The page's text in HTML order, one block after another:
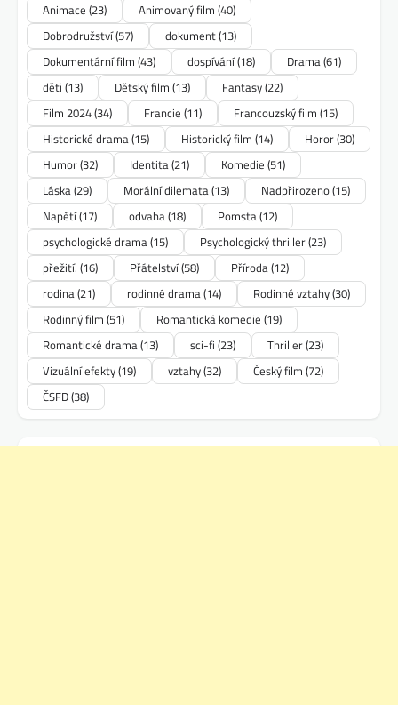
Animace (23) Animovaný film (40)
Dobrodružství(57) dokument(13)
Dokumentární film (43) dospívání(18) Drama(61)
děti (13) Dětský film (13) Fantasy(22)
Film 2024(34) Francie (11) Francouzský film (15)
Historické drama(15) Historický film (14) Horor(30)
Humor(32) Identita(21) Komedie (51)
Láska(29) Morální dilemata(13) Nadpřirozeno(15)
Napětí(17) odvaha(18) Pomsta(12)
psychologické drama(15) Psychologický thriller(23)
přežití. (16) Přátelství(58) Příroda(12)
rodina(21) rodinné drama(14) Rodinné vztahy(30)
Rodinný film (51) Romantická komedie (19)
Romantické drama(13) sci-fi (23) Thriller(23)
Vizuální efekty(19) vztahy(32) Český film (72)
ČSFD(38)